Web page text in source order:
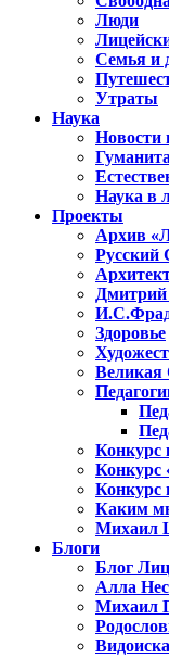
Люди
Семья и
Утраты
Наука
Новости
Наука в
Проекты
Архив
Русский
Здоровье
Великая
Конкурс
Конкурс
Конкурс
Каким
Михаил
Блоги
Блог
Алла
Михаил